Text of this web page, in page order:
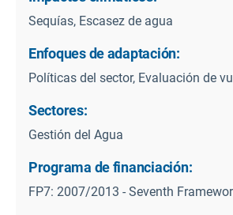
Sequías, Escasez de agua
Enfoques de adaptación:
Políticas del sector, Evaluación de
Sectores:
Gestión del Agua
Programa de financiación:
FP7: 2007/2013 - Seventh